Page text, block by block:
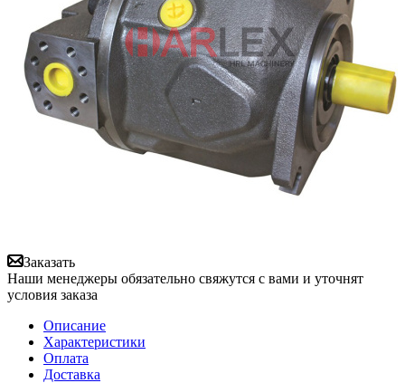
Заказать
Наши менеджеры обязательно свяжутся с вами и уточнят
условия заказа
Описание
Характеристики
Оплата
Доставка